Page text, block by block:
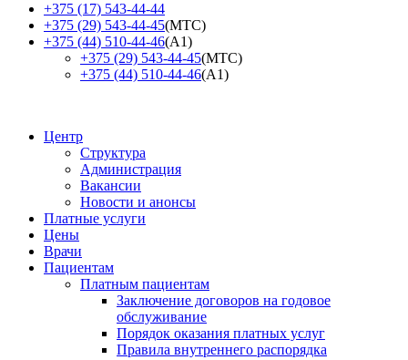
+375 (17) 543-44-44
+375 (29) 543-44-45(МТС)
+375 (44) 510-44-46(А1)
+375 (29) 543-44-45(МТС)
+375 (44) 510-44-46(А1)
Центр
Структура
Администрация
Вакансии
Новости и анонсы
Платные услуги
Цены
Врачи
Пациентам
Платным пациентам
Заключение договоров на годовое
обслуживание
Порядок оказания платных услуг
Правила внутреннего распорядка